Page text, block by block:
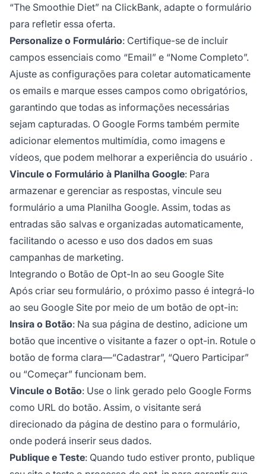
“The Smoothie Diet” na ClickBank, adapte o formulário
para refletir essa oferta.
Personalize o Formulário: Certifique-se de incluir
campos essenciais como “Email” e “Nome Completo”.
Ajuste as configurações para coletar automaticamente
os emails e marque esses campos como obrigatórios,
garantindo que todas as informações necessárias
sejam capturadas. O Google Forms também permite
adicionar elementos multimídia, como imagens e
vídeos, que podem melhorar a experiência do usuário .
Vincule o Formulário à Planilha Google: Para
armazenar e gerenciar as respostas, vincule seu
formulário a uma Planilha Google. Assim, todas as
entradas são salvas e organizadas automaticamente,
facilitando o acesso e uso dos dados em suas
campanhas de marketing.
Integrando o Botão de Opt-In ao seu Google Site
Após criar seu formulário, o próximo passo é integrá-lo
ao seu Google Site por meio de um botão de opt-in:
Insira o Botão: Na sua página de destino, adicione um
botão que incentive o visitante a fazer o opt-in. Rotule o
botão de forma clara—“Cadastrar”, “Quero Participar”
ou “Começar” funcionam bem.
Vincule o Botão: Use o link gerado pelo Google Forms
como URL do botão. Assim, o visitante será
direcionado da página de destino para o formulário,
onde poderá inserir seus dados.
Publique e Teste: Quando tudo estiver pronto, publique